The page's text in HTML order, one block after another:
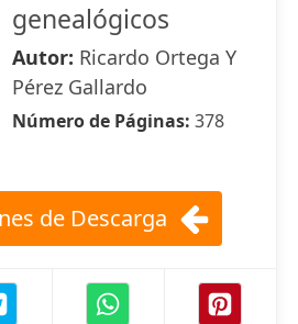
genealógicos
Autor: Ricardo Ortega Y
Pérez Gallardo
Número de Páginas: 378
de Descarga